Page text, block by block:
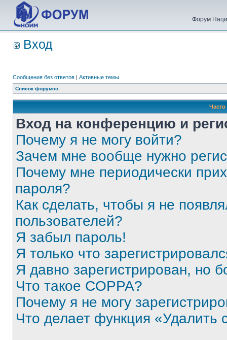
Форум
Вход
Сообщения без ответов | Активные темы
Список форумов
Вход на конференцию и
Почему я не могу войти?
Зачем мне вообще нужно
Почему мне периодически
пароля?
Как сделать, чтобы я не
пользователей?
Я забыл пароль!
Я только что
Я давно зарегистрирован, но
Что такое COPPA?
Почему я не могу
Что делает функция «Удалить